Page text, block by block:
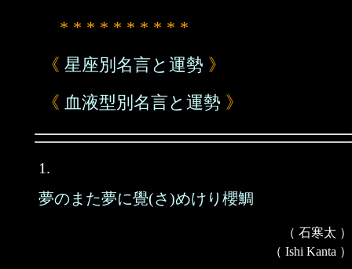
* * * * * * * * * *
《 星座別名言と運勢 》
《 血液型別名言と運勢 》
1.
夢のまた夢に覺(さ)めけり櫻鯛
（ 石寒太 ）
（ Ishi Kanta ）